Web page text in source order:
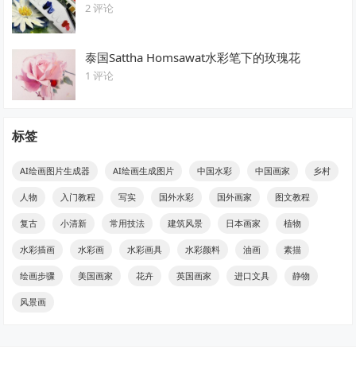
2 评论
泰国Sattha Homsawat水彩笔下的玫瑰花
1 评论
标签
AI绘画图片生成器 AI绘画生成图片 中国水彩 中国画家 乡村
人物 入门教程 写实 国外水彩 国外画家 图文教程
复古 小清新 常用技法 建筑风景 日本画家 植物
水彩插画 水彩画 水彩画具 水彩颜料 油画 素描
绘画步骤 美国画家 花卉 英国画家 进口文具 静物
风景画